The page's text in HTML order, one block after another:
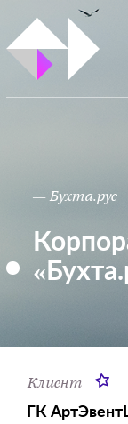
— Бухта.рус
Клиент
ГК